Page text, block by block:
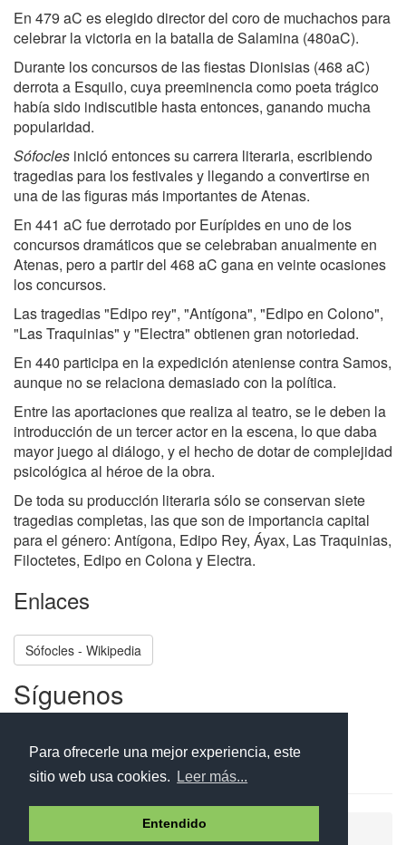
Para ofrecerle una mejor experiencia, este
sitio web usa cookies.
Leer más...
Entendido
En 479 aC es elegido director del coro de muchachos para
celebrar la victoria en la batalla de Salamina (480aC).
Durante los concursos de las fiestas Dionisias (468 aC)
derrota a Esquilo, cuya preeminencia como poeta trágico
había sido indiscutible hasta entonces, ganando mucha
popularidad.
Sófocles inició entonces su carrera literaria, escribiendo
tragedias para los festivales y llegando a convertirse en
una de las figuras más importantes de Atenas.
En 441 aC fue derrotado por Eurípides en uno de los
concursos dramáticos que se celebraban anualmente en
Atenas, pero a partir del 468 aC gana en veinte ocasiones
los concursos.
Las tragedias "Edipo rey", "Antígona", "Edipo en Colono",
"Las Traquinias" y "Electra" obtienen gran notoriedad.
En 440 participa en la expedición ateniense contra Samos,
aunque no se relaciona demasiado con la política.
Entre las aportaciones que realiza al teatro, se le deben la
introducción de un tercer actor en la escena, lo que daba
mayor juego al diálogo, y el hecho de dotar de complejidad
psicológica al héroe de la obra.
De toda su producción literaria sólo se conservan siete
tragedias completas, las que son de importancia capital
para el género: Antígona, Edipo Rey, Áyax, Las Traquinias,
Filoctetes, Edipo en Colona y Electra.
Enlaces
Sófocles - Wikipedia
Síguenos
Aviso legal